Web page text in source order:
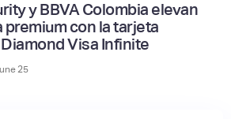
y BBVA Colombia elevan
premium con la tarjeta
Visa Infinite
25